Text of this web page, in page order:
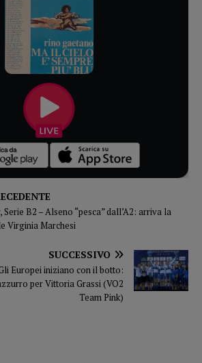
Serie B2 – Alseno “pesca” dall’A2: arriva la
Virginia Marchesi
SUCCESSIVO
Europei iniziano con il botto:
per Vittoria Grassi (VO2
Team Pink)